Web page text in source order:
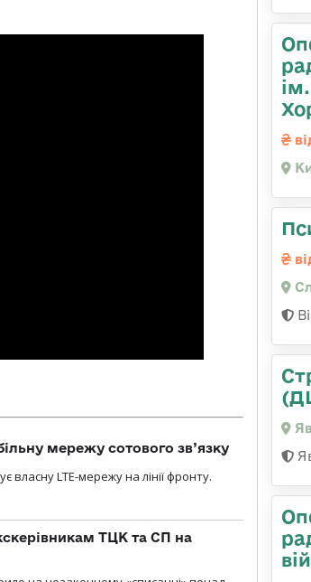
мережу сотового зв’язку
LTE-мережу на лінії фронту.
ТЦК та СП на